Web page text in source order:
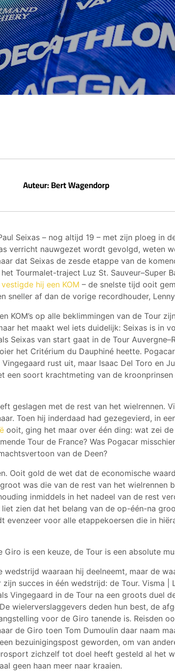
Auteur: Bert Wagendorp
Seixas – nog altijd 19 – met zijn ploeg in
verricht nauwgezet wordt gevolgd, weten
dat Seixas de zesde etappe van de
Tourmalet-traject Luz St. Sauveur–Super
vestigde hij een KOM – de snelste tijd ooit
sneller af dan de vorige recordhouder,
KOM’s op alle beklimmingen van de Tour
het maakt wel iets duidelijk: Seixas is in
Seixas van start gaat in de Tour
het Critérium du Dauphiné heette.
rust uit, maar Isaac Del Toro en
een soort krachtmeting van de
geslagen met de rest van het wielrennen.
Toen hij inderdaad had gezegevierd, in
ooit, ging het maar over één ding: wat zei
Tour de France? Was Pogacar
van de Deen?
Ooit gold de wet dat de economische
was die van de rest van het wielrennen
inmiddels in het nadeel van de rest
zien dat het belang van de op-één-na
evenzeer voor alle etappekoersen die in
is een keuze, de Tour is een absolute
wedstrijd waaraan hij deelneemt, maar de
succes in één wedstrijd: de Tour. Visma |
Vingegaard in de Tour na een groots duel
wielerverslaggevers deden hun best, de
voor de Giro tanende is. Reisden
de Giro toen Tom Dumoulin daar naam
bezuinigingspost geworden, om van
zichzelf tot doel heeft gesteld al het
geen haan meer naar kraaien.